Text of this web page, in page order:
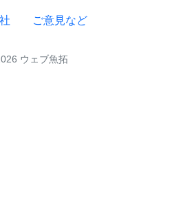
ご意見など
ウェブ魚拓